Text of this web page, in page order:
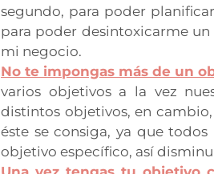
segundo, para poder
para poder desintoxicarme
mi negocio.
No te impongas más de un
varios objetivos a la vez
distintos objetivos, en
éste se consiga, ya que
objetivo específico, así